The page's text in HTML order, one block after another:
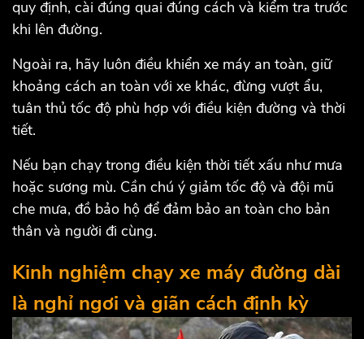
quy định, cài đúng quai đúng cách và kiểm tra trước
khi lên đường.
Ngoài ra, hãy luôn điều khiển xe máy an toàn, giữ
khoảng cách an toàn với xe khác, đừng vượt ẩu,
tuân thủ tốc độ phù hợp với điều kiện đường và thời
tiết.
Nếu bạn chạy trong điều kiện thời tiết xấu như mưa
hoặc sương mù. Cần chú ý giảm tốc độ và đội mũ
che mưa, đồ bảo hộ để đảm bảo an toàn cho bản
thân và người đi cùng.
Kinh nghiệm chạy xe máy đường dài
là nghỉ ngơi và giãn cách định kỳ